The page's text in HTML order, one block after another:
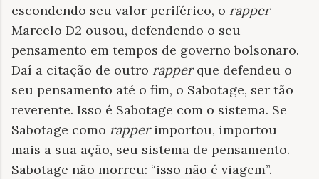
escondendo seu valor periférico, o rapper
Marcelo D2 ousou, defendendo o seu
pensamento em tempos de governo bolsonaro.
Daí a citação de outro rapperque defendeu o
seu pensamento até o fim, o Sabotage, ser tão
reverente. Isso é Sabotage com o sistema. Se
Sabotage como rapperimportou, importou
mais a sua ação, seu sistema de pensamento.
Sabotage não morreu: “isso não é viagem”.